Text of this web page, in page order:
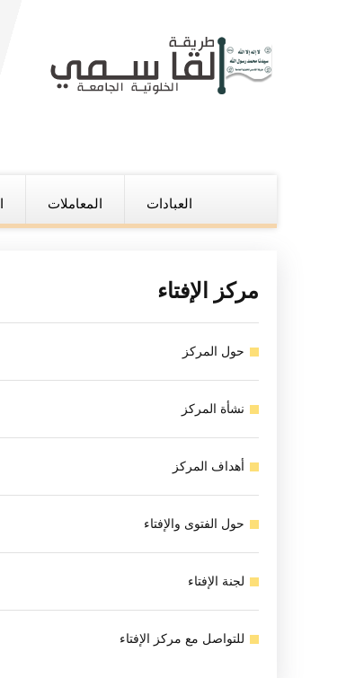
العبادات المعاملات
مركز الإفتاء
حول المركز
نشأة المركز
أهداف المركز
حول الفتوى والإفتاء
لجنة الإفتاء
للتواصل مع مركز الإفتاء